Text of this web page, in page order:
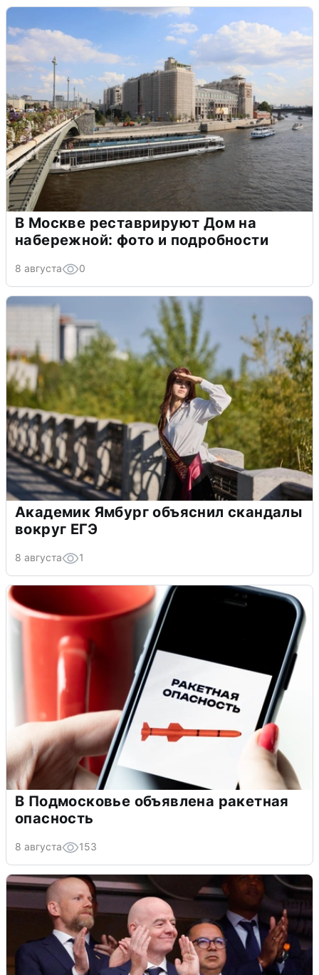
В Москве реставрируют Дом на
набережной: фото и подробности
8 августа 0
Академик Ямбург объяснил скандалы
вокруг ЕГЭ
8 августа 1
В Подмосковье объявлена ракетная
опасность
8 августа 153